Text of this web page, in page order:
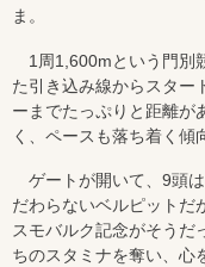
ま。
1周1,600mという門別
た引き込み線からスター
ーまでたっぷりと距離が
く、ペースも落ち着く傾
ゲートが開いて、9頭
だわらないベルピットだ
スモバルク記念がそうだ
ちのスタミナを奪い、心